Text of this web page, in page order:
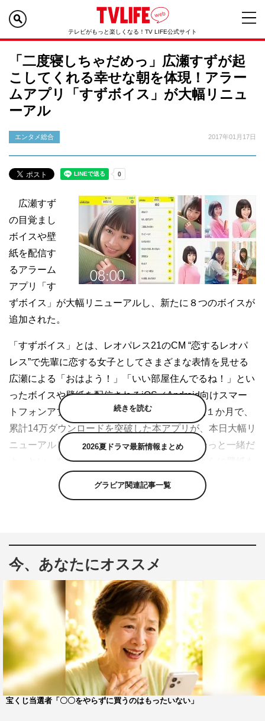
テレビがもっと楽しくなる！TV LIFE公式サイト
「二度寝しちゃだめっ」広瀬すずが起
こしてくれる幸せな朝を体現！アラー
ムアプリ「すずボイス」が大幅リニュ
ーアル
エンタメ総合 2017年01月17日
広瀬すず
の目覚まし
ボイスや壁
紙を配信す
るアラーム
アプリ「す
ずボイス」が大幅リニューアルし、新たに８つのボイスが
追加された。
「すずボイス」とは、レオパレス21のCM “恋するレオパ
レス”で先輩に恋する女子としてさまざまな表情を見せる
広瀬による「おはよう！」「いい部屋住んでるね！」とい
ったボイスや壁紙を配信されるiOS／Android向けスマー
トフォンアプリ。2016年9月の提供開始から約１か月で、
累計14万ダウンロードを突破した本アプリが、本日大幅リ
ニューアルし「二度寝しちゃだめっ」「ずーーっと一緒だ
よ」といった可愛い８種類のボイスの追加、さらに壁紙も
変更された。合計10種類のボイス・壁紙ともにアラーム設
定できるほか、ボイスメッセージはいつでも再生可能とな
ml
続きを読む
2026夏ドラマ最新情報まとめ
グラビア関連記事一覧
広瀬すず
今、あなたにオススメ
宝くじ当選者「〇〇をやらずに買うのはもったいない」